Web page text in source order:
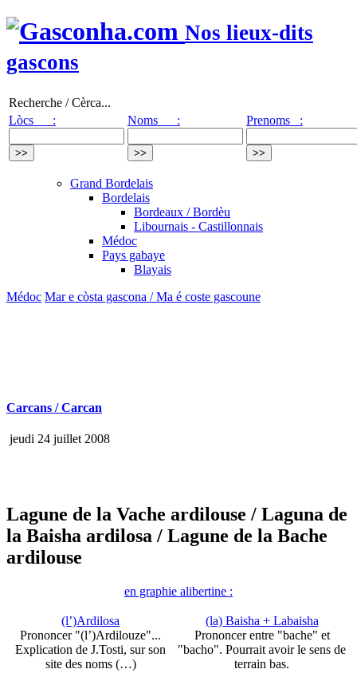
Nos lieux-dits
gascons
Recherche / Cèrca...
Lòcs :
Noms : Prenoms :
Grand Bordelais
Bordelais
Bordeaux / Bordèu
Libournais - Castillonnais
Médoc
Pays gabaye
Blayais
Médoc Mar e còsta gascona / Ma é coste gascoune
Carcans / Carcan
jeudi 24 juillet 2008
Lagune de la Vache ardilouse / Laguna de
la Baisha ardilosa / Lagune de la Bache
ardilouse
en graphie alibertine :
(l’)Ardilosa
Prononcer "(l’)Ardilouze"...
Explication de J.Tosti, sur son
site des noms (…)
(la) Baisha + Labaisha
Prononcer entre "bache" et
"bacho". Pourrait avoir le sens de
terrain bas.